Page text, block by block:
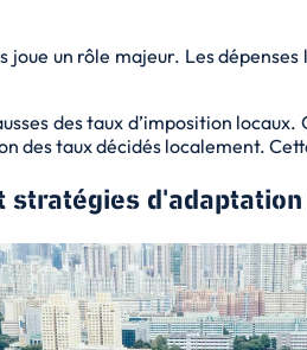
un rôle majeur. Les dépenses
des taux d’imposition locaux.
des taux décidés localement.
stratégies